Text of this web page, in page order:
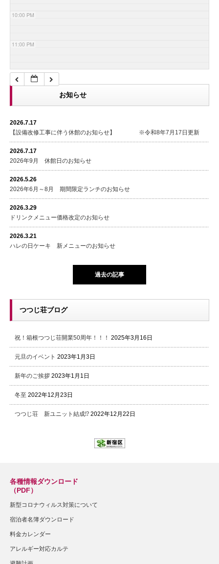
10:00 PM
11:00 PM
お知らせ
2026.7.17
【設備改修工事に伴う休館のお知らせ】 ※令和8年7月17日更新
2026.7.17
2026年9月 休館日のお知らせ
2026.5.26
2026年6月～8月 期間限定ランチのお知らせ
2026.3.29
ドリンクメニュー価格改定のお知らせ
2026.3.21
ハレの日ケーキ 新メニューのお知らせ
過去の記事
つつじ荘ブログ
祝！箱根つつじ荘開業50周年！！！ 2025年3月16日
元旦のイベント 2023年1月3日
新年のご挨拶 2023年1月1日
冬至 2022年12月23日
つつじ荘 新ユニット結成⁉ 2022年12月22日
各種情報ダウンロード
（PDF）
新型コロナウィルス対策について
宿泊者名簿ダウンロード
料金カレンダー
アレルギー対応カルテ